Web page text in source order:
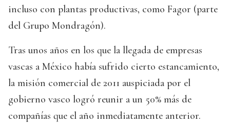
incluso con plantas productivas, como Fagor (parte
del Grupo Mondragón).
Tras unos años en los que la llegada de empresas
vascas a México había sufrido cierto estancamiento,
la misión comercial de 2011 auspiciada por el
gobierno vasco logró reunir a un 50% más de
compañías que el año inmediatamente anterior.